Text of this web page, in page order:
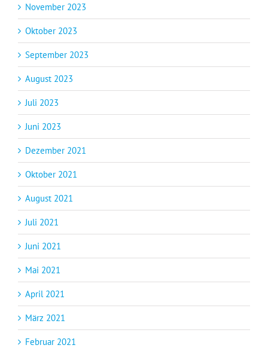
November 2023
Oktober 2023
September 2023
August 2023
Juli 2023
Juni 2023
Dezember 2021
Oktober 2021
August 2021
Juli 2021
Juni 2021
Mai 2021
April 2021
März 2021
Februar 2021